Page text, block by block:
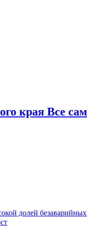
края Все
долей безаварийных